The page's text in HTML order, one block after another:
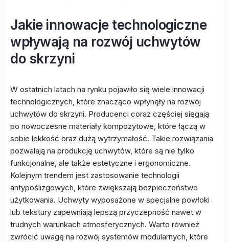
Jakie innowacje technologiczne
wpływają na rozwój uchwytów
do skrzyni
W ostatnich latach na rynku pojawiło się wiele innowacji
technologicznych, które znacząco wpłynęły na rozwój
uchwytów do skrzyni. Producenci coraz częściej sięgają
po nowoczesne materiały kompozytowe, które łączą w
sobie lekkość oraz dużą wytrzymałość. Takie rozwiązania
pozwalają na produkcję uchwytów, które są nie tylko
funkcjonalne, ale także estetyczne i ergonomiczne.
Kolejnym trendem jest zastosowanie technologii
antypoślizgowych, które zwiększają bezpieczeństwo
użytkowania. Uchwyty wyposażone w specjalne powłoki
lub tekstury zapewniają lepszą przyczepność nawet w
trudnych warunkach atmosferycznych. Warto również
zwrócić uwagę na rozwój systemów modularnych, które